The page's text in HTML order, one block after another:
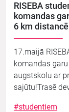
RISEBA
komandas
6 km
17.maijā
komandas
augstskolu ar
sajūtu!Trasē
#studentiem